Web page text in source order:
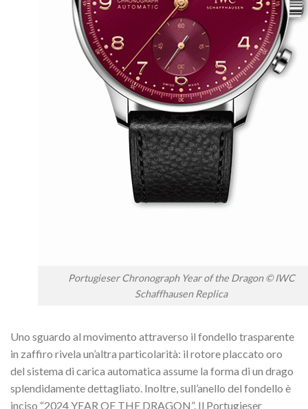
Portugieser Chronograph Year of the Dragon © IWC
Schaffhausen Replica
Uno sguardo al movimento attraverso il fondello trasparente
in zaffiro rivela un’altra particolarità: il rotore placcato oro
del sistema di carica automatica assume la forma di un drago
splendidamente dettagliato. Inoltre, sull’anello del fondello è
inciso “2024 YEAR OF THE DRAGON”. Il Portugieser